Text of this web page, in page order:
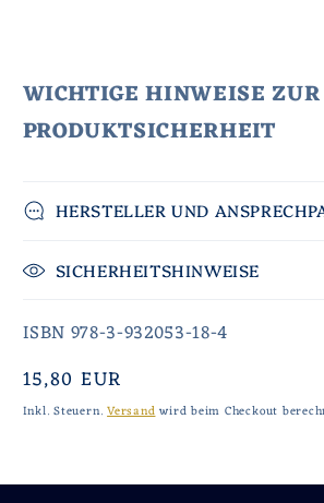
WICHTIGE HINWEISE ZUR
PRODUKTSICHERHEIT
HERSTELLER UND
SICHERHEITSHINWEISE
ISBN 978-3-932053-18-4
Normaler
Preis
15,80 EUR
Inkl. Steuern.Versandwird beim Checkout